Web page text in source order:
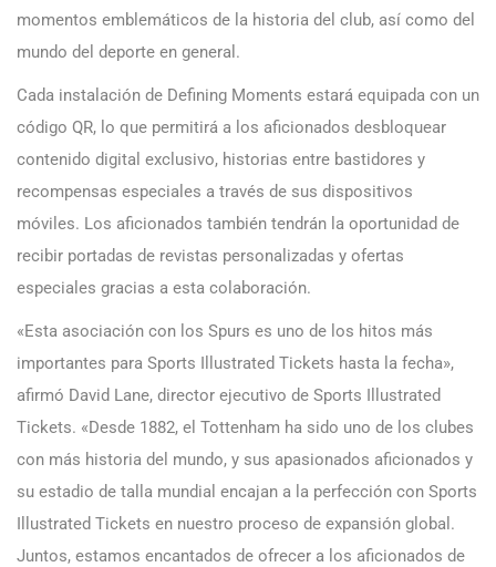
momentos emblemáticos de la historia del club, así como del
mundo del deporte en general.
Cada instalación de Defining Moments estará equipada con un
código QR, lo que permitirá a los aficionados desbloquear
contenido digital exclusivo, historias entre bastidores y
recompensas especiales a través de sus dispositivos
móviles. Los aficionados también tendrán la oportunidad de
recibir portadas de revistas personalizadas y ofertas
especiales gracias a esta colaboración.
«Esta asociación con los Spurs es uno de los hitos más
importantes para Sports Illustrated Tickets hasta la fecha»,
afirmó David Lane, director ejecutivo de Sports Illustrated
Tickets. «Desde 1882, el Tottenham ha sido uno de los clubes
con más historia del mundo, y sus apasionados aficionados y
su estadio de talla mundial encajan a la perfección con Sports
Illustrated Tickets en nuestro proceso de expansión global.
Juntos, estamos encantados de ofrecer a los aficionados de